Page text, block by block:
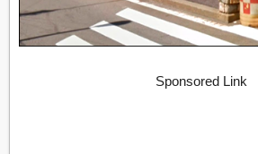
Sponsored Link